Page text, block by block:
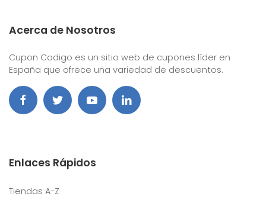
Acerca de Nosotros
Cupon Codigo es un sitio web de cupones líder en
España que ofrece una variedad de descuentos.
Enlaces Rápidos
Tiendas A-Z